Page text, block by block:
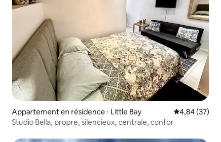
Appartement en résidence ⋅ Little Bay Évaluation
4,84 (37)
Studio Bella, propre, silencieux, centrale, confor